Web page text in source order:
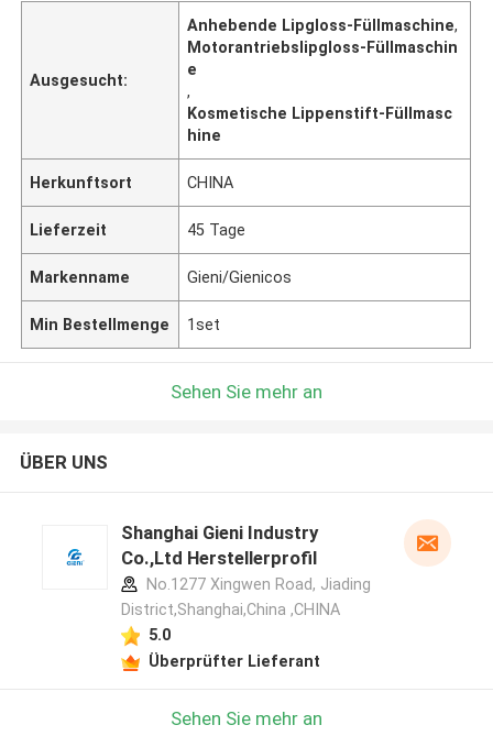
Ausgesucht:
Anhebende Lipgloss-Füllmaschine,
Motorantriebslipgloss-Füllmaschin
e
,
Kosmetische Lippenstift-Füllmasc
hine
Herkunftsort CHINA
Lieferzeit 45 Tage
Markenname Gieni/Gienicos
Min Bestellmenge 1set
Sehen Sie mehr an
ÜBER UNS
Shanghai Gieni Industry
Co.,Ltd Herstellerprofil
No.1277 Xingwen Road, Jiading
District,Shanghai,China ,CHINA
5.0
Überprüfter Lieferant
Sehen Sie mehr an